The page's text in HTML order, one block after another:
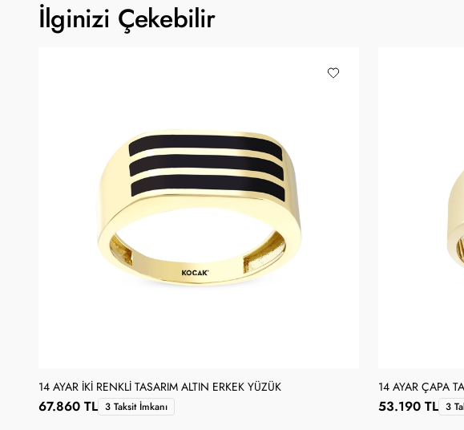
İlginizi Çekebilir
14 AYAR İKI RENKLI TASARIM ALTIN ERKEK YÜZÜK
67.860 TL 3 Taksit İmkanı
14 AYAR ÇAPA
53.190 TL 3